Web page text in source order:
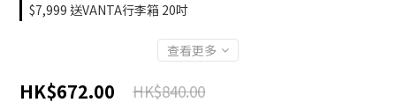
$7,999 送VANTA行李箱 20吋
查看更多
HK$672.00 HK$840.00